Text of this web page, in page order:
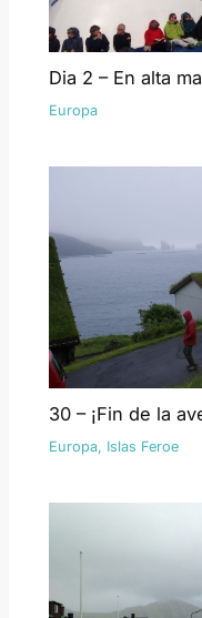
Dia 2 – En alta
Europa
30 – ¡Fin de la
Europa, Islas Feroe